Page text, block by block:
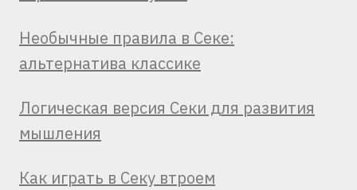
Необычные правила в Секе:
альтернатива классике
Логическая версия Секи для развития
мышления
Как играть в Секу втроем